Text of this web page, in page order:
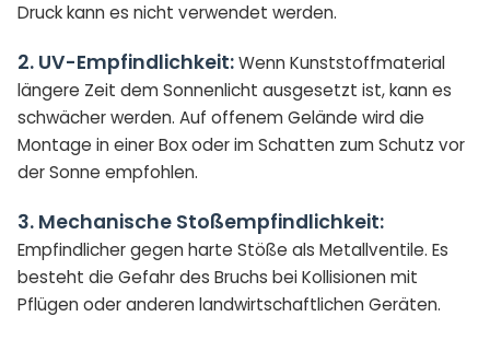
Druck kann es nicht verwendet werden.
2. UV-Empfindlichkeit:Wenn Kunststoffmaterial
längere Zeit dem Sonnenlicht ausgesetzt ist, kann es
schwächer werden. Auf offenem Gelände wird die
Montage in einer Box oder im Schatten zum Schutz vor
der Sonne empfohlen.
3. Mechanische Stoßempfindlichkeit:
Empfindlicher gegen harte Stöße als Metallventile. Es
besteht die Gefahr des Bruchs bei Kollisionen mit
Pflügen oder anderen landwirtschaftlichen Geräten.